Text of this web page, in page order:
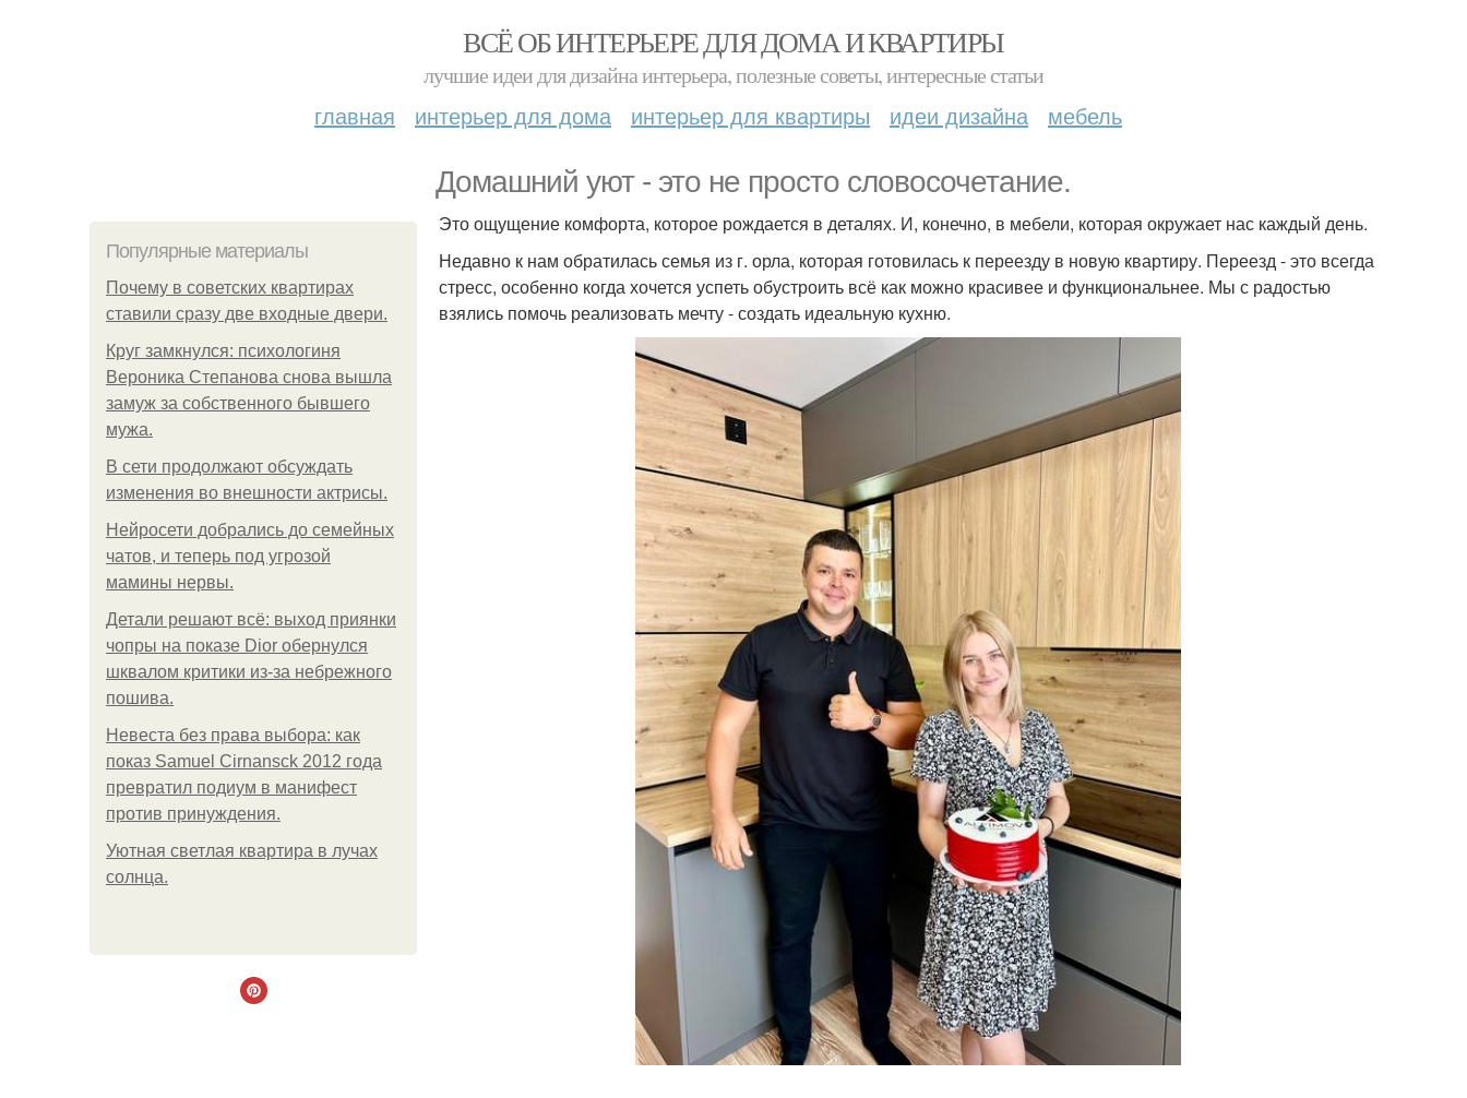
ВСЁ ОБ ИНТЕРЬЕРЕ ДЛЯ ДОМА И КВАРТИРЫ
лучшие идеи для дизайна интерьера, полезные советы, интересные статьи
главная интерьер для дома интерьер для квартиры идеи дизайна мебель
Домашний уют - это не просто словосочетание.
Популярные материалы
Почему в советских квартирах
ставили сразу две входные двери.
Круг замкнулся: психологиня
Вероника Степанова снова вышла
замуж за собственного бывшего
мужа.
В сети продолжают обсуждать
изменения во внешности актрисы.
Нейросети добрались до семейных
чатов, и теперь под угрозой
мамины нервы.
Детали решают всё: выход приянки
чопры на показе Dior обернулся
шквалом критики из-за небрежного
пошива.
Невеста без права выбора: как
показ Samuel Cirnansck 2012 года
превратил подиум в манифест
против принуждения.
Уютная светлая квартира в лучах
солнца.
Это ощущение комфорта, которое рождается в деталях. И, конечно, в мебели, которая окружает нас каждый день.
Недавно к нам обратилась семья из г. орла, которая готовилась к переезду в новую квартиру. Переезд - это всегда
стресс, особенно когда хочется успеть обустроить всё как можно красивее и функциональнее. Мы с радостью
взялись помочь реализовать мечту - создать идеальную кухню.